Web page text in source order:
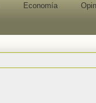
Economía